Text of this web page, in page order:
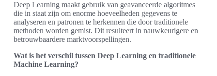
Deep Learning maakt gebruik van geavanceerde algoritmes
die in staat zijn om enorme hoeveelheden gegevens te
analyseren en patronen te herkennen die door traditionele
methoden worden gemist. Dit resulteert in nauwkeurigere en
betrouwbaardere marktvoorspellingen.
Wat is het verschil tussen Deep Learning en traditionele
Machine Learning?